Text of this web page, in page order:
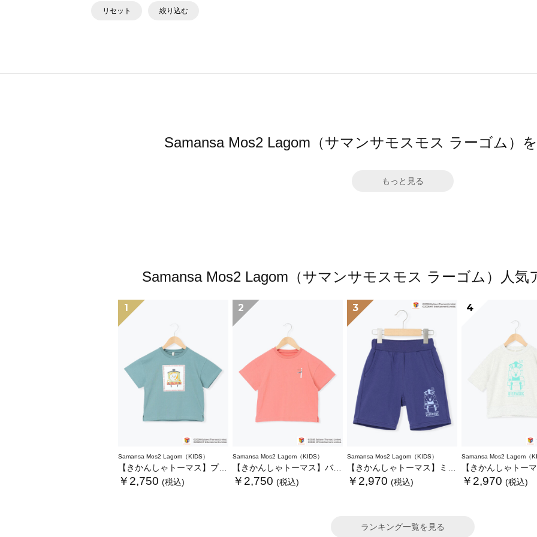
リセット 絞り込む
Samansa Mos2 Lagom（サマンサモスモス ラーゴム）
もっと見る
Samansa Mos2 Lagom（サマンサモスモス ラーゴム）人
1
Samansa Mos2 Lagom（KIDS）
【きかんしゃトーマス】プリントTシャツ
￥2,750 (税込)
2
Samansa Mos2 Lagom（KIDS）
【きかんしゃトーマス】バックプリントTシャツ
￥2,750 (税込)
3
Samansa Mos2 Lagom（KIDS）
【きかんしゃトーマス】ミニ裏毛ハーフパンツ
￥2,970 (税込)
4
Samansa Mos2 Lagom（
【きかんしゃトーマス】6分袖スウ
￥2,970 (税込)
ランキング一覧を見る